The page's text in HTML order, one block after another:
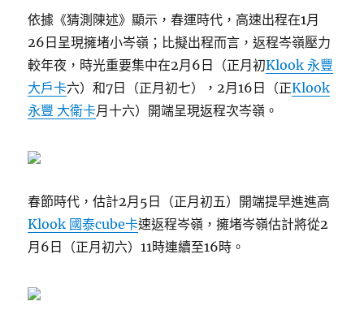
依據《猜測陳述》顯示，春運時代，高速出程在1月
26日呈現擁堵小岑嶺；比擬出程而言，返程岑嶺壓力
較年夜，時光重要集中在2月6日（正月初Klook 永豐
大戶卡六）和7日（正月初七），2月16日（正Klook
永豐 大衛卡月十六）開端呈現返程次岑嶺。
春節時代，估計2月5日（正月初五）開端提早進進高
Klook 國泰cube卡速返程岑嶺，擁堵岑嶺估計將從2
月6日（正月初六）11時連續至16時。